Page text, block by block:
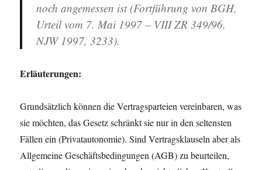
noch angemessen ist (Fortführung von BGH,
Urteil vom 7. Mai 1997 – VIII ZR 349/96,
NJW 1997, 3233).
Erläuterungen:
Grundsätzlich können die Vertragsparteien vereinbaren, was
sie möchten, das Gesetz schränkt sie nur in den seltensten
Fällen ein (Privatautonomie). Sind Vertragsklauseln aber als
Allgemeine Geschäftsbedingungen (AGB) zu beurteilen,